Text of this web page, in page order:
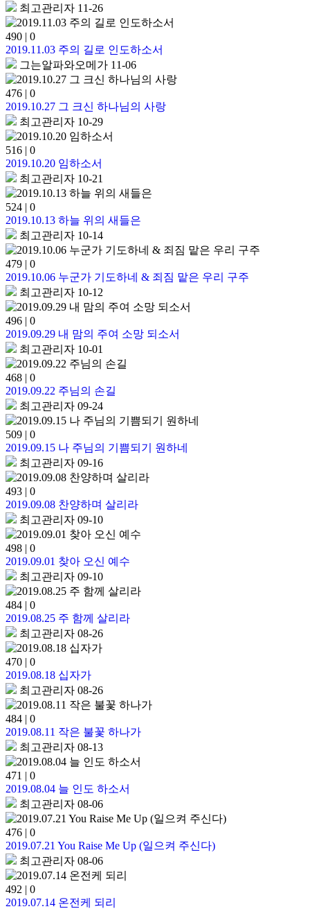
최고관리자 11-26
490 | 0
2019.11.03 주의 길로 인도하소서
그는알파와오메가 11-06
476 | 0
2019.10.27 그 크신 하나님의 사랑
최고관리자 10-29
516 | 0
2019.10.20 임하소서
최고관리자 10-21
524 | 0
2019.10.13 하늘 위의 새들은
최고관리자 10-14
479 | 0
2019.10.06 누군가 기도하네 & 죄짐 맡은 우리 구주
최고관리자 10-12
496 | 0
2019.09.29 내 맘의 주여 소망 되소서
최고관리자 10-01
468 | 0
2019.09.22 주님의 손길
최고관리자 09-24
509 | 0
2019.09.15 나 주님의 기쁨되기 원하네
최고관리자 09-16
493 | 0
2019.09.08 찬양하며 살리라
최고관리자 09-10
498 | 0
2019.09.01 찾아 오신 예수
최고관리자 09-10
484 | 0
2019.08.25 주 함께 살리라
최고관리자 08-26
470 | 0
2019.08.18 십자가
최고관리자 08-26
484 | 0
2019.08.11 작은 불꽃 하나가
최고관리자 08-13
471 | 0
2019.08.04 늘 인도 하소서
최고관리자 08-06
476 | 0
2019.07.21 You Raise Me Up (일으켜 주신다)
최고관리자 08-06
492 | 0
2019.07.14 온전케 되리